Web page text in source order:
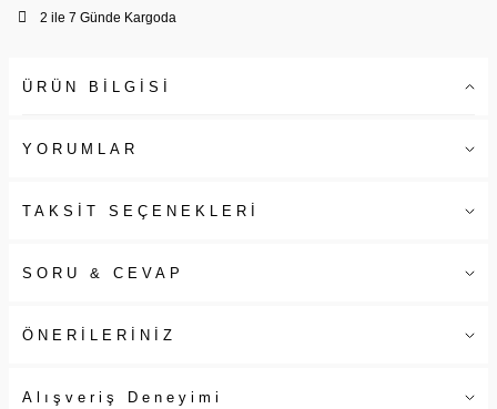
2 ile 7 Günde Kargoda
ÜRÜN BİLGİSİ
YORUMLAR
TAKSİT SEÇENEKLERİ
SORU & CEVAP
ÖNERİLERİNİZ
Alışveriş Deneyimi